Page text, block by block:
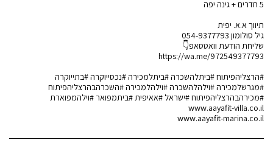
#הרצליהפיתוח #ביתלהשכרה #ביתלמכירה #נכסייוקרה #בתייוקרה
#מגרשלמכירה #וילהלהשכרה #וילהלמכירה #השכרהבהרצליהפיתוח
www.aayafit-marina.co.il